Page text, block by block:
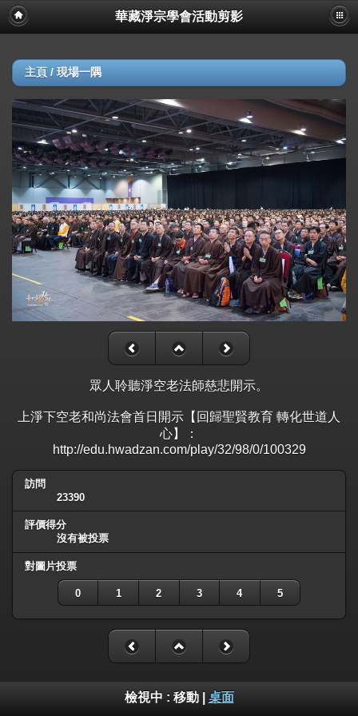
華藏淨宗學會活動剪影
主頁 / 現場一隅
眾人聆聽淨空老法師慈悲開示。
上淨下空老和尚法會首日開示【回歸聖賢教育 轉化世道人
心】：
http://edu.hwadzan.com/play/32/98/0/100329
訪問
23390
評價得分
沒有被投票
對圖片投票
0 1 2 3 4 5
檢視中 : 移動| 桌面